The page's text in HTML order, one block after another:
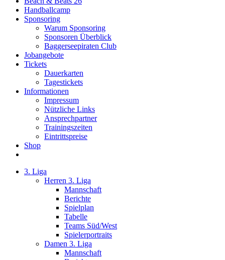
Handballcamp
Sponsoring
Warum Sponsoring
Sponsoren Überblick
Baggerseepiraten Club
Jobangebote
Tickets
Dauerkarten
Tagestickets
Informationen
Impressum
Nützliche Links
Ansprechpartner
Trainingszeiten
Eintrittspreise
Shop
3. Liga
Herren 3. Liga
Mannschaft
Berichte
Spielplan
Tabelle
Teams Süd/West
Spielerportraits
Damen 3. Liga
Mannschaft